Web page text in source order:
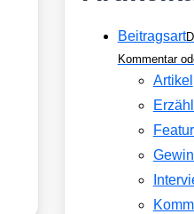
Beitragsart
Kommentar
Artikel